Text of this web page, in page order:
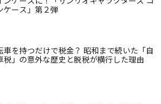
ケース」第２弾
車を持つだけで税金？ 昭和まで続いた「自
税」の意外な歴史と脱税が横行した理由